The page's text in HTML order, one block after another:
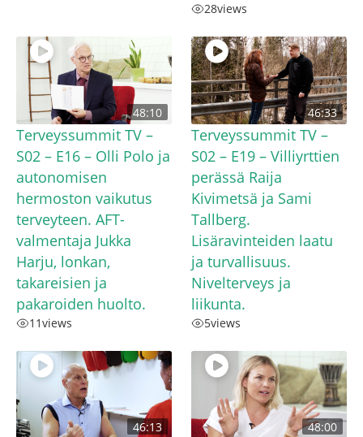
28views
48:10
Terveyssummit TV –
S02 – E16 – Olli Polo ja
autonomisen
hermoston vaikutus
terveyteen. AFT-
valmentaja Jukka
Harju, lonkan,
takareisien ja
pakaroiden huolto.
11views
46:33
Terveyssummit TV –
S02 – E19 – Villiyrttien
perässä Raija
Kivimetsä ja Sami
Tallberg.
Lisäravinteiden laatu
ja turvallisuus.
Nivelterveys ja
liikunta.
5views
46:13 48:00